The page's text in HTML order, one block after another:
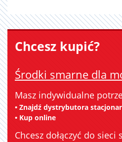
Chcesz kupić?
Środki smarne dla
Masz indywidualne
• Znajdź dystrybutora
• Kup online
Chcesz dołączyć do sieci